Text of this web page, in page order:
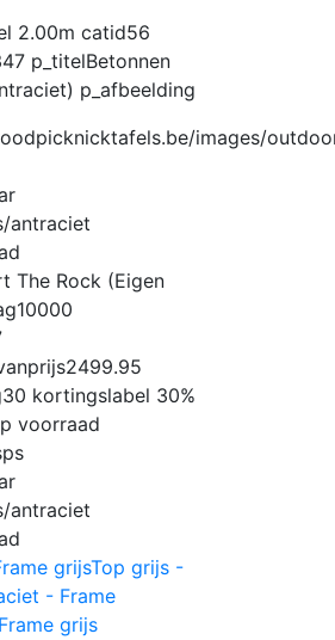
2.00m catid56
p_titelBetonnen
p_afbeelding
antraciet
The Rock (Eigen
10000
2499.95
30 kortingslabel 30%
voorraad
antraciet
grijsTop grijs -
- Frame
grijs